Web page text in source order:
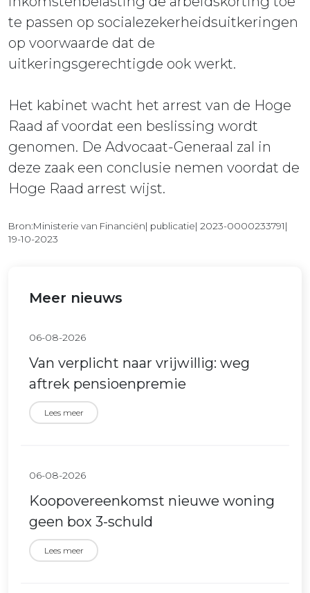
te passen op socialezekerheidsuitkeringen
op voorwaarde dat de
uitkeringsgerechtigde ook werkt.
Het kabinet wacht het arrest van de Hoge
Raad af voordat een beslissing wordt
genomen. De Advocaat-Generaal zal in
deze zaak een conclusie nemen voordat de
Hoge Raad arrest wijst.
Bron:Ministerie van Financiën| publicatie| 2023-0000233791|
19-10-2023
Meer nieuws
06-08-2026
Van verplicht naar vrijwillig: weg
aftrek pensioenpremie
Lees meer
06-08-2026
Koopovereenkomst nieuwe woning
geen box 3-schuld
Lees meer